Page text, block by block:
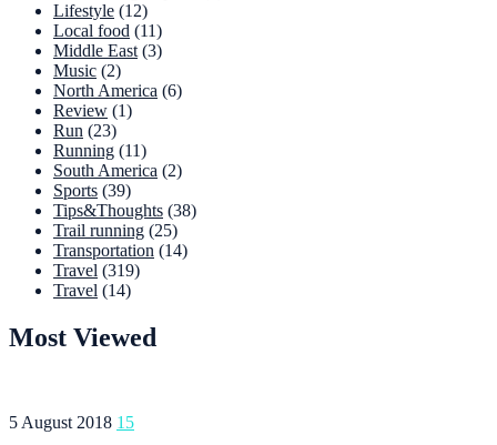
Lifestyle (12)
Local food (11)
Middle East (3)
Music (2)
North America (6)
Review (1)
Run (23)
Running (11)
South America (2)
Sports (39)
Tips&Thoughts (38)
Trail running (25)
Transportation (14)
Travel (319)
Travel (14)
Most Viewed
5 August 2018 15